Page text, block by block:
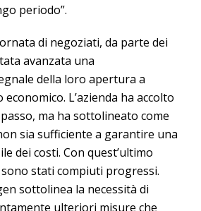
periodo”.
di negoziati, da parte dei
avanzata una
della loro apertura a
L’azienda ha accolto
ma ha sottolineato come
sia sufficiente a garantire una
dei costi. Con quest’ultimo
stati compiuti progressi.
sottolinea la necessità di
ulteriori misure che